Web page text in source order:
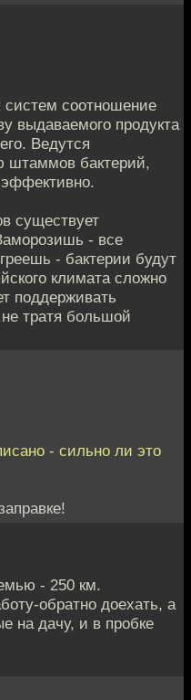
систем соотношение
выдаваемого продукта
Ведутся
штаммов бактерий,
существует
- все
- бактерии будут
климата сложно
поддерживать
тратя большой
- сильно ли это
- 250 км.
обратно доехать, а
на дачу, и в пробке